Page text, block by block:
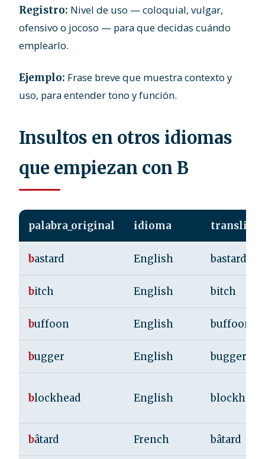
Registro: Nivel de uso — coloquial, vulgar,
ofensivo o jocoso — para que decidas cuándo
emplearlo.
Ejemplo: Frase breve que muestra contexto y
uso, para entender tono y función.
Insultos en otros idiomas
que empiezan con B
palabra_original idioma
bastard English bastard
bitch English bitch
buffoon English buffoon
bugger English bugger
blockhead English blockhead
bâtard French bâtard